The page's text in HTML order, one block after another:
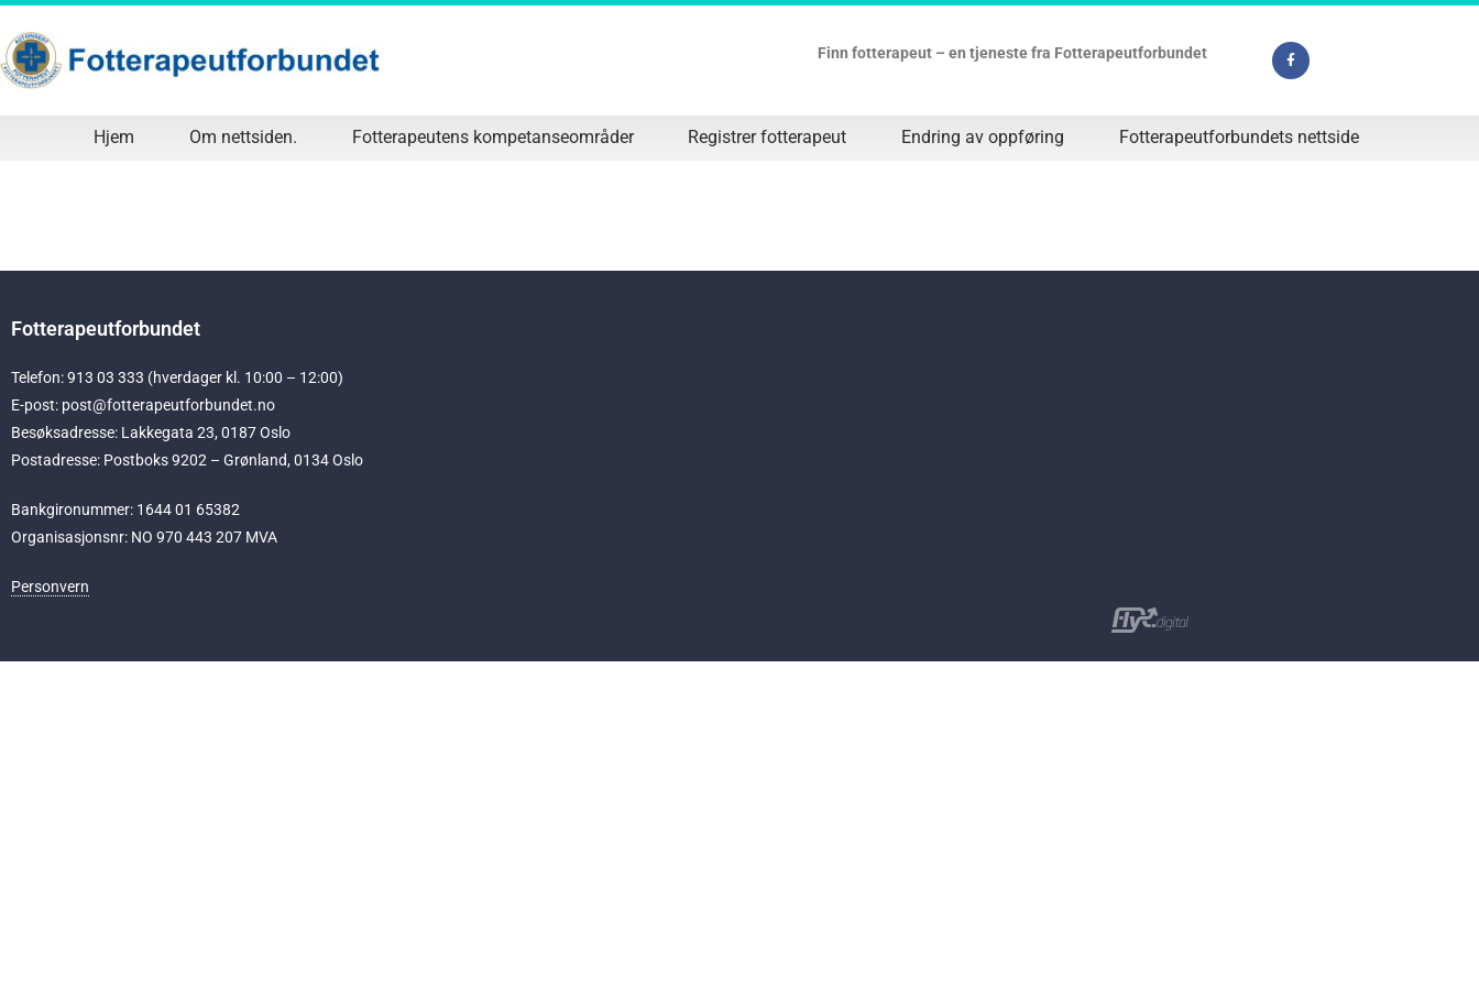
Finn fotterapeut – en tjeneste fra Fotterapeutforbundet
Hjem Om nettsiden. Fotterapeutens kompetanseområder Registrer fotterapeut Endring av oppføring Fotterapeutforbundets nettside
Fotterapeutforbundet
Telefon: 913 03 333 (hverdager kl. 10:00 – 12:00)
E-post: post@fotterapeutforbundet.no
Besøksadresse: Lakkegata 23, 0187 Oslo
Postadresse: Postboks 9202 – Grønland, 0134 Oslo
Bankgironummer: 1644 01 65382
Organisasjonsnr: NO 970 443 207 MVA
Personvern